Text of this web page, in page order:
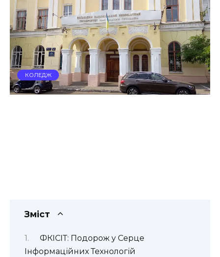
КОЛЕДЖ
Зміст
ФКІСІТ: Подорож у Серце
Інформаційних Технологій